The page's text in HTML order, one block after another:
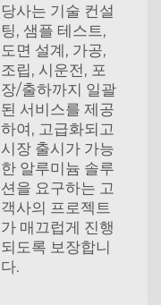
당사는 기술 컨설
팅, 샘플 테스트,
도면 설계, 가공,
조립, 시운전, 포
장/출하까지 일괄
된 서비스를 제공
하여, 고급화되고
시장 출시가 가능
한 알루미늄 솔루
션을 요구하는 고
객사의 프로젝트
가 매끄럽게 진행
되도록 보장합니
다.